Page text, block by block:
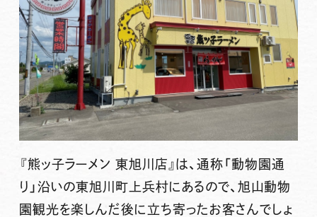
『熊ッ子ラーメン 東旭川店』は、通称「動物園通
り」沿いの東旭川町上兵村にあるので、旭山動物
園観光を楽しんだ後に立ち寄ったお客さんでしょ